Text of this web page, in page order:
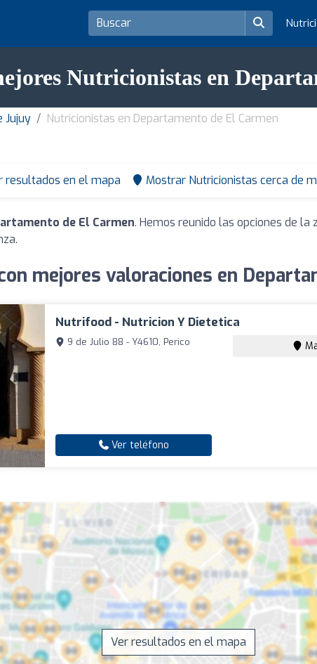
Nutricionistas en
Jujuy Nutricionistas en Departamento de El Carmen
resultados en el mapa Mostrar Nutricionistas cerca de
de El Carmen. Hemos reunido las opciones de
mejores valoraciones en
Nutrifood - Nutricion Y Dietetica
9 de Julio 88 - Y4610, Perico
Ver teléfono
Ver resultados en el mapa